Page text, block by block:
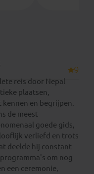
9
reis door Nepal
plaatsen,
en begrijpen.
de meest
goede gids,
verliefd en trots
deelde hij constant
om nog
een ceremonie,